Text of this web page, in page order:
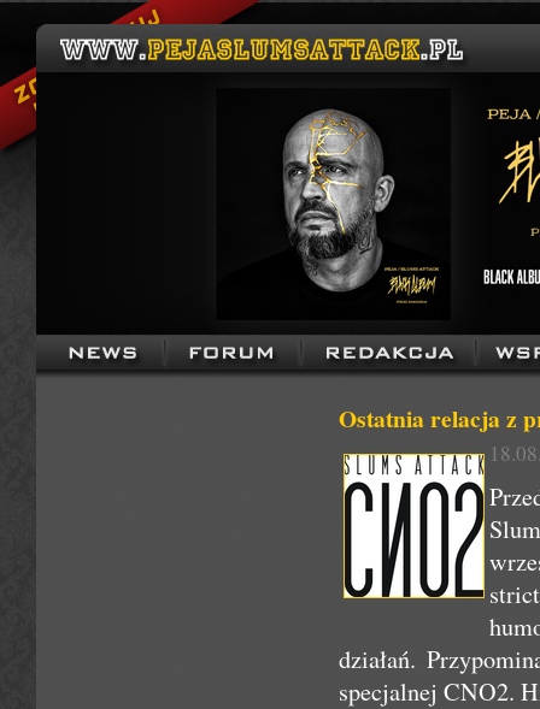
Ostatnia relacja z
działań.
specjalnej CNO2.